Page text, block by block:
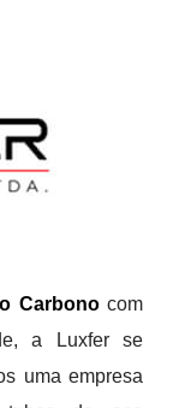
Carbonocom
a Luxfer se
uma empresa